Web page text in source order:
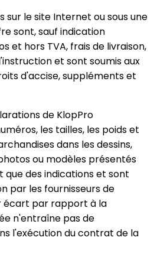
sur le site Internet ou sous une
sont, sauf indication
et hors TVA, frais de livraison,
et sont soumis aux
d'accise, suppléments et
de KlopPro
les tailles, les poids et
dans les dessins,
ou modèles présentés
que des indications et sont
par les fournisseurs de
écart par rapport à la
n'entraîne pas de
l'exécution du contrat de la